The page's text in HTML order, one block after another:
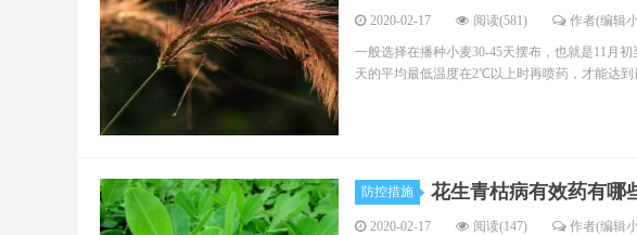
2020-02-17 阅读(581) 作者(编辑
一般选择在播种小麦30-45天摆布，也就是11月
天的平均最低温度在2℃以上时再喷药，才能达
防控措施 花生青枯病有效药有哪
2020-02-17 阅读(147) 作者(编辑